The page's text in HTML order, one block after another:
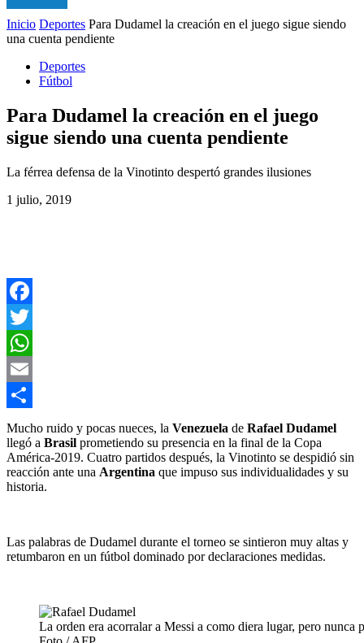
Inicio Deportes Para Dudamel la creación en el juego sigue siendo
una cuenta pendiente
Deportes
Fútbol
Para Dudamel la creación en el juego
sigue siendo una cuenta pendiente
La férrea defensa de la Vinotinto despertó grandes ilusiones
1 julio, 2019
Facebook
Twitter
WhatsApp
Email
Compartir
Mucho ruido y pocas nueces, la Venezuela de Rafael Dudamel
llegó a Brasil prometiendo su presencia en la final de la Copa
América-2019. Cuatro partidos después, la Vinotinto se despidió sin
reacción ante una Argentina que impuso sus individualidades y su
historia.
Las palabras de Dudamel durante el torneo se sintieron muy altas y
retumbaron en un fútbol dominado por declaraciones medidas.
La orden era acorralar a Messi a como diera lugar, pero nunca